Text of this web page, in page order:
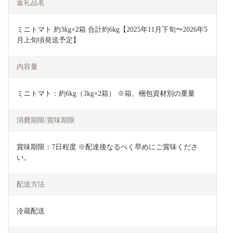
返礼品名
ミニトマト 約3kg×2箱 合計約6kg【2025年11月下旬〜2026年5
月上旬頃発送予定】
内容量
ミニトマト：約6kg（3kg×2箱） ※箱、梱包資材別の重量
消費期限/賞味期限
賞味期限：7日程度 ※配達後なるべく早めにご賞味くださ
い。
配送方法
冷蔵配送